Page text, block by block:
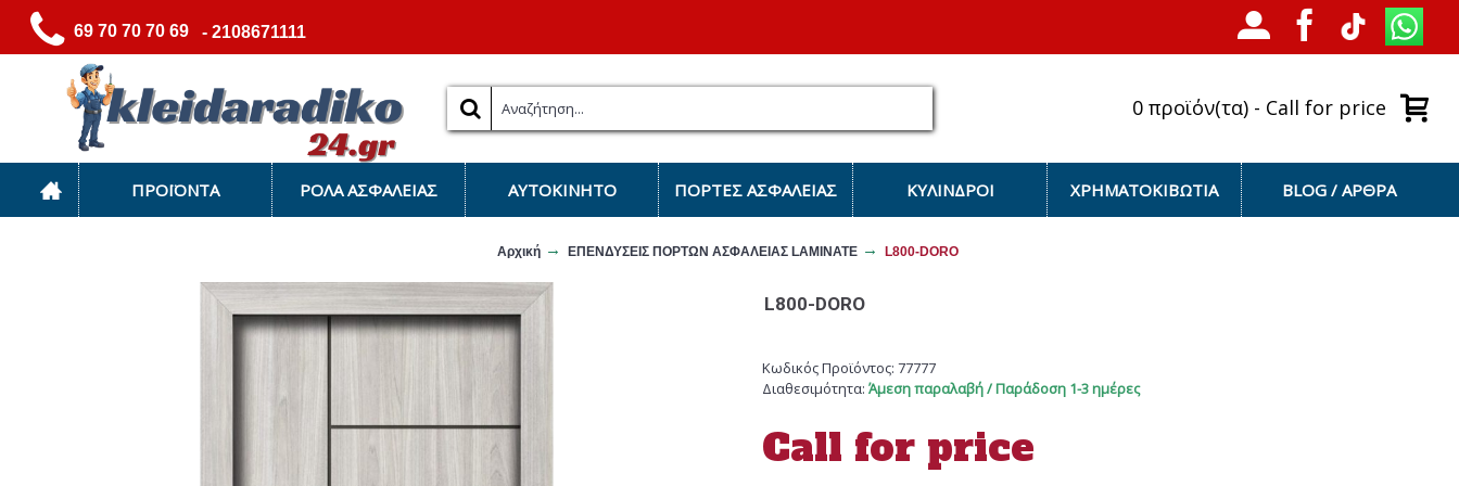
69 70 70 70 69 - 2108671111
0 προϊόν(τα) - Call for price
ΠΡΟΪΌΝΤΑ ΡΟΛΆ ΑΣΦΑΛΕΊΑΣ ΑΥΤΟΚΊΝΗΤΟ ΠΟΡΤΕΣ ΑΣΦΑΛΕΙΑΣ ΚΎΛΙΝΔΡΟΙ ΧΡΗΜΑΤΟΚΙΒΩΤΙΑ BLOG / ΆΡΘΡΑ
Αρχική ΕΠΕΝΔΥΣΕΙΣ ΠΟΡΤΩΝ ΑΣΦΑΛΕΙΑΣ LAMINATE L800-DORO
L800-DORO
Κωδικός Προϊόντος: 77777
Διαθεσιμότητα: Άμεση παραλαβή / Παράδοση 1-3 ημέρες
Call for price